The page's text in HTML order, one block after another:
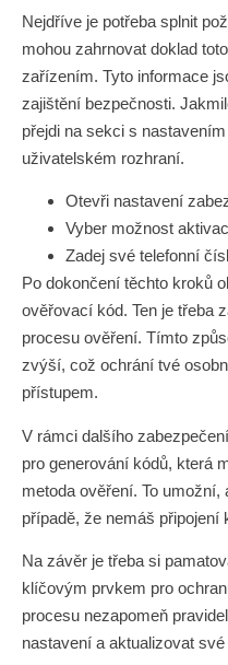
Nejdříve je potřeba splnit
mohou zahrnovat doklad
zařízením. Tyto informace
zajištění bezpečnosti.
přejdi na sekci s
uživatelském rozhraní.
Otevři nastavení
Vyber možnost
Zadej své telefonní
Po dokončení těchto kroků
ověřovací kód. Ten je třeba
procesu ověření. Tímto
zvýší, což ochrání tvé
přístupem.
V rámci dalšího
pro generování kódů, která
metoda ověření. To
případě, že nemáš připojení
Na závěr je třeba si
klíčovým prvkem pro
procesu nezapomeň
nastavení a aktualizovat